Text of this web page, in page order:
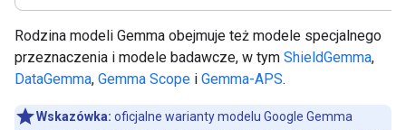
Rodzina modeli Gemma obejmuje też modele specjalnego
przeznaczenia i modele badawcze, w tym ShieldGemma,
DataGemma, Gemma Scope i Gemma-APS.
Wskazówka: oficjalne warianty modelu Google Gemma